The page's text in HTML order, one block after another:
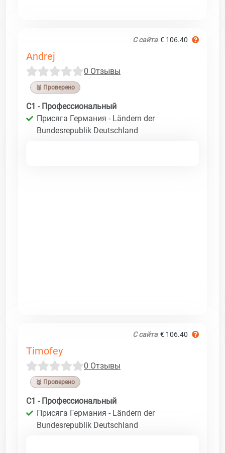
С сайта € 106.40
Andrej
0 Отзывы
🥉 Проверено
C1 - Профессиональный
Присяга Германия - Ländern der
Bundesrepublik Deutschland
С сайта € 106.40
Timofey
0 Отзывы
🥉 Проверено
C1 - Профессиональный
Присяга Германия - Ländern der
Bundesrepublik Deutschland